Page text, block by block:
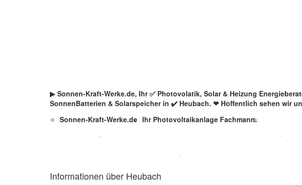
▶︎ Sonnen-Kraft-Werke.de, Ihr ✅ Photovolatik, Solar & Heizung
SonnenBatterien & Solarspeicher in ✔️ Heubach. ❤ Hoffentlich sehen wir
Sonnen-Kraft-Werke.de Ihr Photovoltaikanlage Fachmann.
Informationen über Heubach